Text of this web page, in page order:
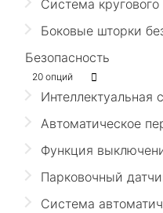
Система
Боковые шторки
Безопасность
20 опций
Интеллектуальная
Автоматическое
Функция
Парковочный
Система